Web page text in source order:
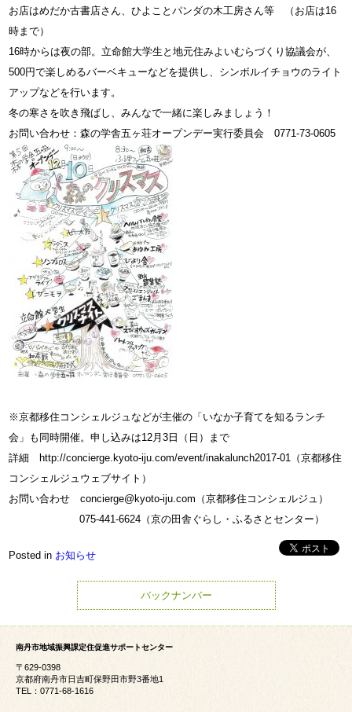
お店はめだか古書店さん、ひよことパンダの木工房さん等 （お店は16
時まで）
16時からは夜の部。立命館大学生と地元住みよいむらづくり協議会が、
500円で楽しめるバーベキューなどを提供し、シンボルイチョウのライト
アップなどを行います。
冬の寒さを吹き飛ばし、みんなで一緒に楽しみましょう！
お問い合わせ：森の学舎五ヶ荘オープンデー実行委員会 0771-73-0605
※京都移住コンシェルジュなどが主催の「いなか子育てを知るランチ
会」も同時開催。申し込みは12月3日（日）まで
詳細 http://concierge.kyoto-iju.com/event/inakalunch2017-01（京都移住
コンシェルジュウェブサイト）
お問い合わせ concierge@kyoto-iju.com（京都移住コンシェルジュ）
075-441-6624（京の田舎ぐらし・ふるさとセンター）
Posted in お知らせ
バックナンバー
南丹市地域振興課定住促進サポートセンター
〒629-0398
京都府南丹市日吉町保野田市野3番地1
TEL：0771-68-1616